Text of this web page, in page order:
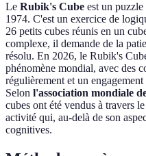
Le Rubik's Cube est un
1974. C'est un exercice de
26 petits cubes réunis en un
complexe, il demande de la
résolu. En 2026, le Rubik's
phénomène mondial, avec des
régulièrement et un
Selon l'association mondiale
cubes ont été vendus à travers
activité qui, au-delà de son
cognitives.